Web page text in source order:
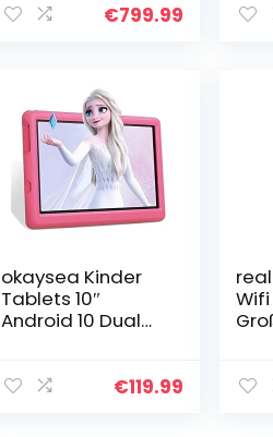
€799.99
okaysea Kinder
Tablets 10″
Android 10 Dual
Kindersicherung
€119.99
Wifi